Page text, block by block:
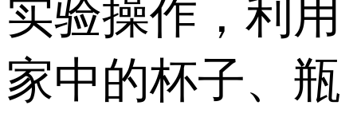
实验操作，利用
家中的杯子、瓶